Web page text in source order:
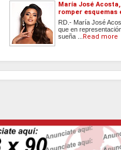
María José
romper esquemas
RD.- María José
que en
sueña ...
Read more